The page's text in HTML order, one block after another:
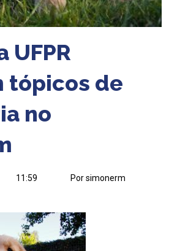
UFPR
tópicos de
no
11:59 Por simonerm